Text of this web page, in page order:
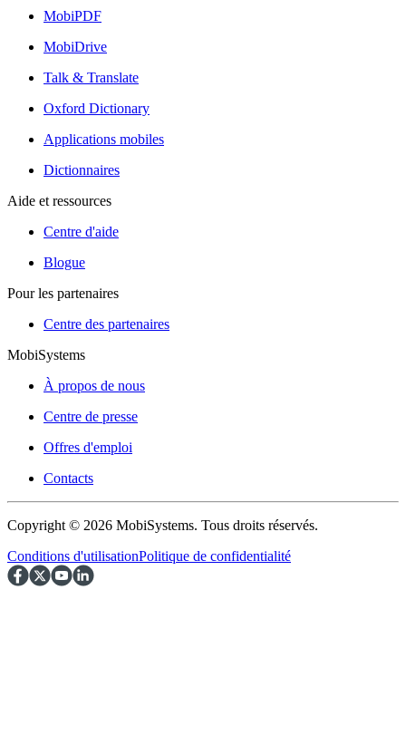
MobiPDF
MobiDrive
Talk & Translate
Oxford Dictionary
Applications mobiles
Dictionnaires
Aide et ressources
Centre d'aide
Blogue
Pour les partenaires
Centre des partenaires
MobiSystems
À propos de nous
Centre de presse
Offres d'emploi
Contacts
Copyright © 2026 MobiSystems. Tous droits réservés.
Conditions d'utilisationPolitique de confidentialité